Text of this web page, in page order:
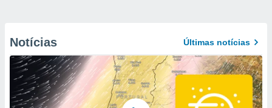
Notícias Últimas notícias